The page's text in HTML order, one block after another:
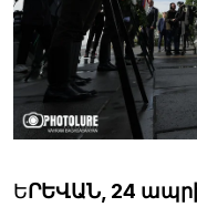
ԵՐԵՎԱՆ, 24